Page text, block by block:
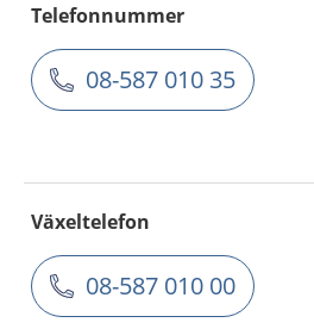
Telefonnummer
08-587 010 35
Växeltelefon
08-587 010 00